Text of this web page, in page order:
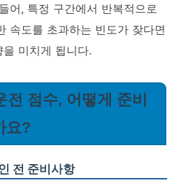
어, 특정 구간에서 반복적으로
속도를 초과하는 빈도가 잦다면
미치게 됩니다.
전 점수, 어떻게 준비
요?
전 준비사항